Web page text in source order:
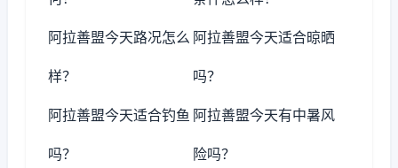
阿拉善盟今天路况怎么
样？
阿拉善盟今天适合晾晒
吗？
阿拉善盟今天适合钓鱼
吗？
阿拉善盟今天有中暑风
险吗？